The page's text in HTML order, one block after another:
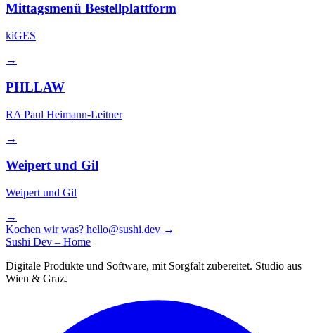
Mittagsmenü Bestellplattform
kiGES
→
PHLLAW
RA Paul Heimann-Leitner
→
Weipert und Gil
Weipert und Gil
→
Kochen wir was? hello@sushi.dev →
Sushi Dev – Home
Digitale Produkte und Software, mit Sorgfalt zubereitet. Studio aus
Wien & Graz.